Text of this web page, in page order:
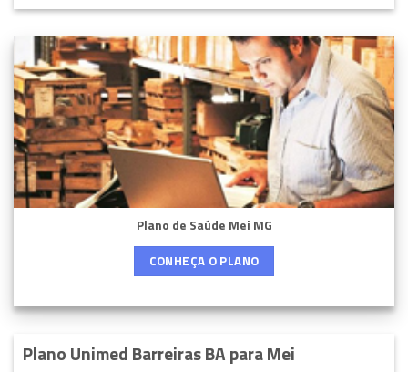
Plano de Saúde Mei MG
CONHEÇA O PLANO
Plano Unimed Barreiras BA para Mei